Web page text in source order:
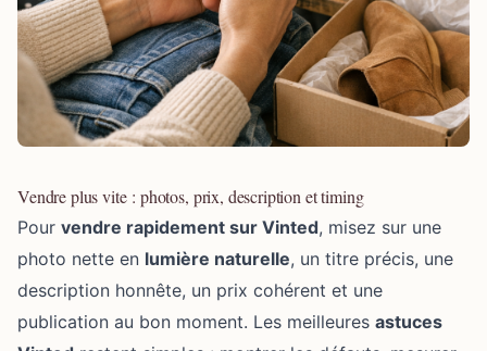
Vendre plus vite : photos, prix, description et timing
Pour vendre rapidement sur Vinted, misez sur une
photo nette en lumière naturelle, un titre précis, une
description honnête, un prix cohérent et une
publication au bon moment. Les meilleures astuces